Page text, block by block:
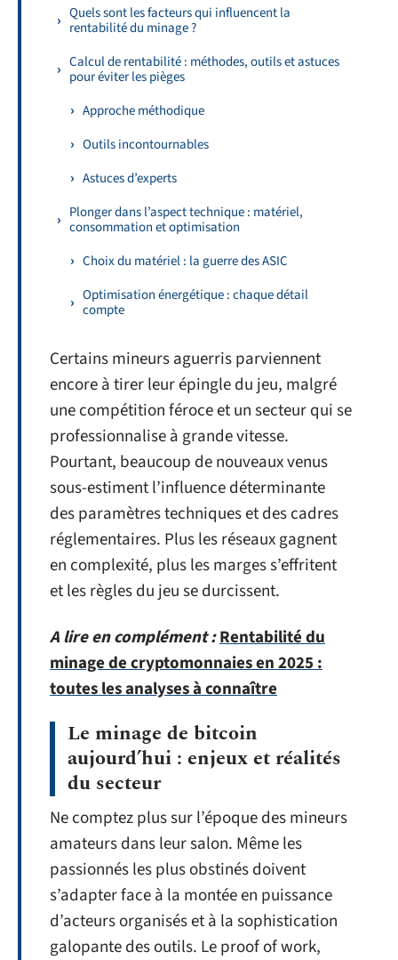
Quels sont les facteurs qui influencent la
rentabilité du minage ?
Calcul de rentabilité : méthodes, outils et astuces
pour éviter les pièges
Approche méthodique
Outils incontournables
Astuces d’experts
Plonger dans l’aspect technique : matériel,
consommation et optimisation
Choix du matériel : la guerre des ASIC
Optimisation énergétique : chaque détail
compte
Certains mineurs aguerris parviennent
encore à tirer leur épingle du jeu, malgré
une compétition féroce et un secteur qui se
professionnalise à grande vitesse.
Pourtant, beaucoup de nouveaux venus
sous-estiment l’influence déterminante
des paramètres techniques et des cadres
réglementaires. Plus les réseaux gagnent
en complexité, plus les marges s’effritent
et les règles du jeu se durcissent.
A lire en complément :Rentabilité du
minage de cryptomonnaies en 2025 :
toutes les analyses à connaître
Le minage de bitcoin
aujourd’hui : enjeux et réalités
du secteur
Ne comptez plus sur l’époque des mineurs
amateurs dans leur salon. Même les
passionnés les plus obstinés doivent
s’adapter face à la montée en puissance
d’acteurs organisés et à la sophistication
galopante des outils. Le proof of work,